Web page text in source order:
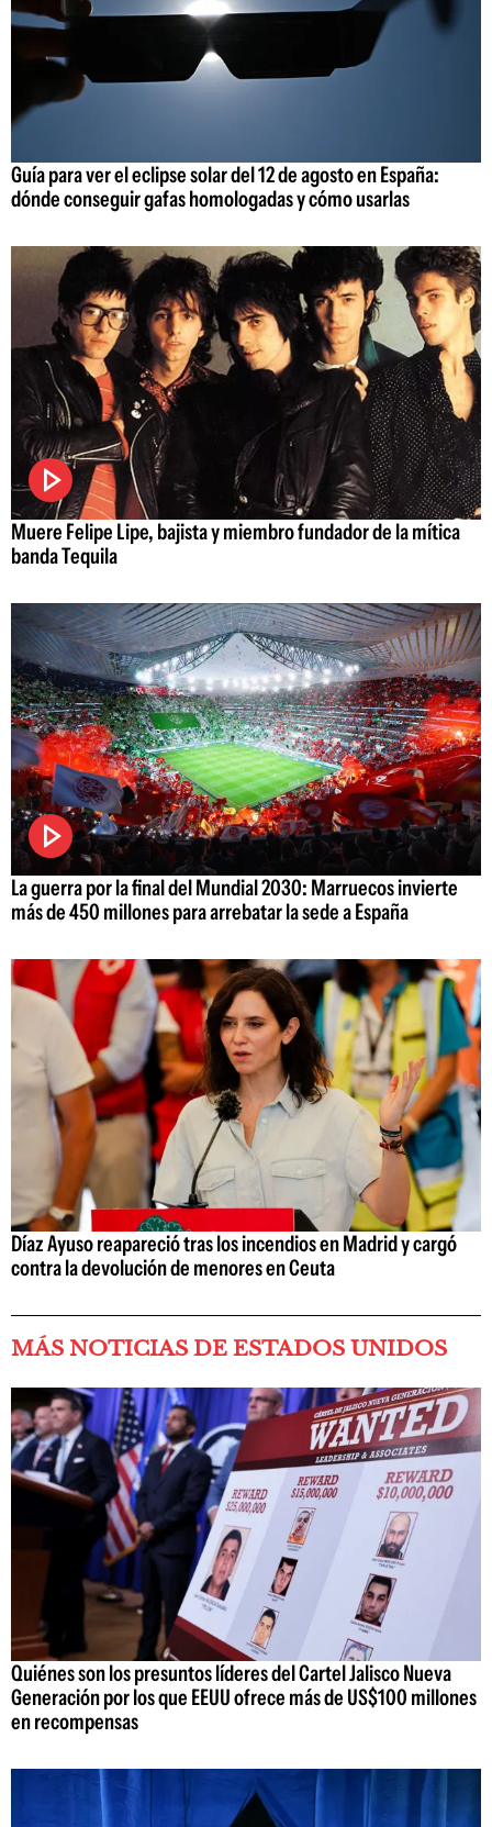
Guía para ver el eclipse solar del 12 de agosto en España:
dónde conseguir gafas homologadas y cómo usarlas
Muere Felipe Lipe, bajista y miembro fundador de la mítica
banda Tequila
La guerra por la final del Mundial 2030: Marruecos invierte
más de 450 millones para arrebatar la sede a España
Díaz Ayuso reapareció tras los incendios en Madrid y cargó
contra la devolución de menores en Ceuta
MÁS NOTICIAS DE ESTADOS UNIDOS
Quiénes son los presuntos líderes del Cartel Jalisco Nueva
Generación por los que EEUU ofrece más de US$100 millones
en recompensas